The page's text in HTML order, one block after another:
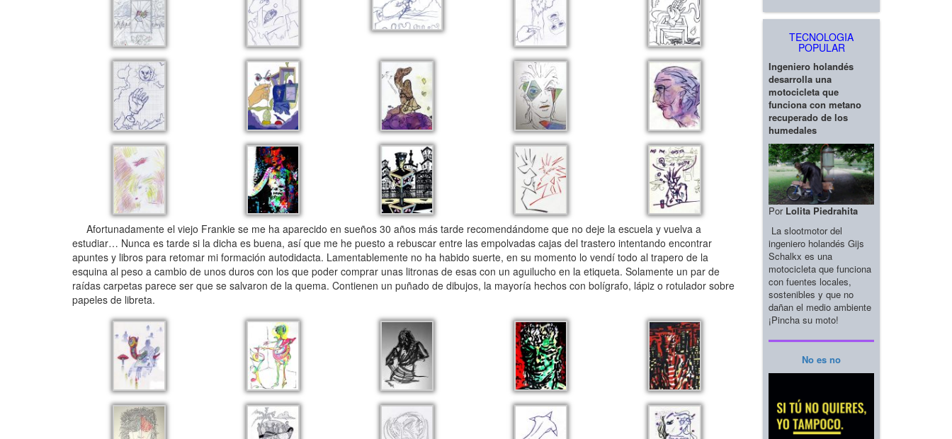
Afortunadamente el viejo Frankie se me ha aparecido en sueños 30 años más tarde recomendándome que no deje la escuela y vuelva a
estudiar… Nunca es tarde si la dicha es buena, así que me he puesto a rebuscar entre las empolvadas cajas del trastero intentando encontrar
apuntes y libros para retomar mi formación autodidacta. Lamentablemente no ha habido suerte, en su momento lo vendí todo al trapero de la
esquina al peso a cambio de unos duros con los que poder comprar unas litronas de esas con un aguilucho en la etiqueta. Solamente un par de
raídas carpetas parece ser que se salvaron de la quema. Contienen un puñado de dibujos, la mayoría hechos con bolígrafo, lápiz o rotulador sobre
papeles de libreta.
TECNOLOGIA
POPULAR
Ingeniero holandés
desarrolla una
motocicleta que
funciona con metano
recuperado de los
humedales
Por Lolita Piedrahita
La slootmotor del
ingeniero holandés Gijs
Schalkx es una
motocicleta que funciona
con fuentes locales,
sostenibles y que no
dañan el medio ambiente
¡Pincha su moto!
No es no